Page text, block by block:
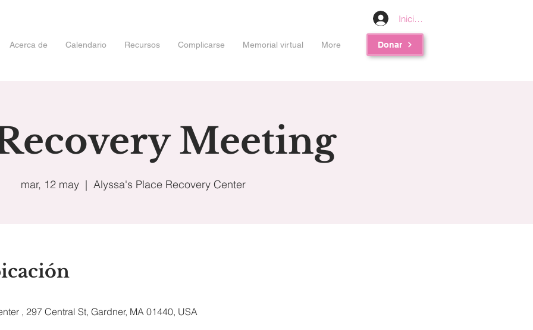
Iniciar sesión
Acerca de Calendario Recursos Complicarse Memorial virtual More Donar
Meeting
mar, 12 may
  |
Alyssa's Place Recovery Center
, 297 Central St, Gardner, MA 01440, USA